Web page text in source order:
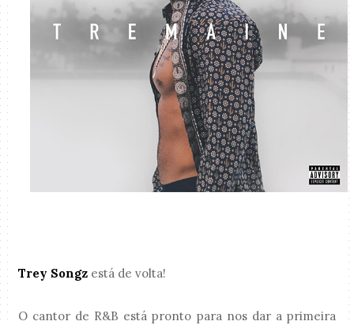
Trey Songz está de volta!
O cantor de R&B está pronto para nos dar a primeira